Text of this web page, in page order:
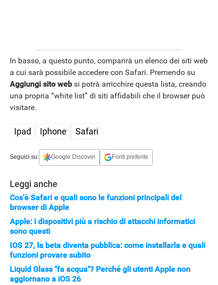
In basso, a questo punto, comparirà un elenco dei siti web
a cui sarà possibile accedere con Safari. Premendo su
Aggiungi sito web si potrà arricchire questa lista, creando
una propria “white list” di siti affidabili che il browser può
visitare.
Ipad Iphone Safari
Seguici su: Google Discover Fonti preferite
Leggi anche
Cos'è Safari e quali sono le funzioni principali del
browser di Apple
Apple: i dispositivi più a rischio di attacchi informatici
sono questi
IOS 27, la beta diventa pubblica: come installarla e quali
funzioni provare subito
Liquid Glass "fa acqua"? Perché gli utenti Apple non
aggiornano a iOS 26